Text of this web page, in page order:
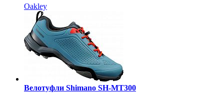
Oakley
Велотуфли Shimano SH-MT300